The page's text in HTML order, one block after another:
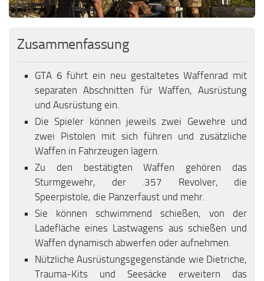
Zusammenfassung
GTA 6 führt ein neu gestaltetes Waffenrad mit
separaten Abschnitten für Waffen, Ausrüstung
und Ausrüstung ein.
Die Spieler können jeweils zwei Gewehre und
zwei Pistolen mit sich führen und zusätzliche
Waffen in Fahrzeugen lagern.
Zu den bestätigten Waffen gehören das
Sturmgewehr, der .357 Revolver, die
Speerpistole, die Panzerfaust und mehr.
Sie können schwimmend schießen, von der
Ladefläche eines Lastwagens aus schießen und
Waffen dynamisch abwerfen oder aufnehmen.
Nützliche Ausrüstungsgegenstände wie Dietriche,
Trauma-Kits und Seesäcke erweitern das